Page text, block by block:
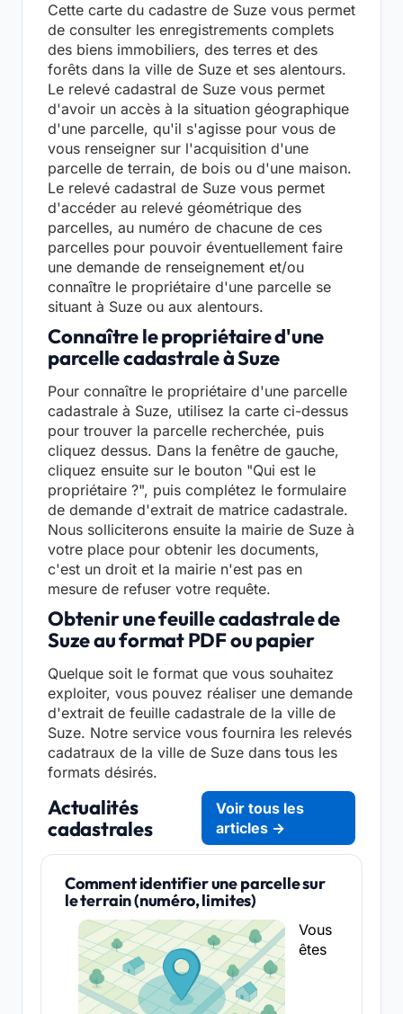
Cette carte du cadastre de Suze vous permet
de consulter les enregistrements complets
des biens immobiliers, des terres et des
forêts dans la ville de Suze et ses alentours.
Le relevé cadastral de Suze vous permet
d'avoir un accès à la situation géographique
d'une parcelle, qu'il s'agisse pour vous de
vous renseigner sur l'acquisition d'une
parcelle de terrain, de bois ou d'une maison.
Le relevé cadastral de Suze vous permet
d'accéder au relevé géométrique des
parcelles, au numéro de chacune de ces
parcelles pour pouvoir éventuellement faire
une demande de renseignement et/ou
connaître le propriétaire d'une parcelle se
situant à Suze ou aux alentours.
Connaître le propriétaire d'une
parcelle cadastrale à Suze
Pour connaître le propriétaire d'une parcelle
cadastrale à Suze, utilisez la carte ci-dessus
pour trouver la parcelle recherchée, puis
cliquez dessus. Dans la fenêtre de gauche,
cliquez ensuite sur le bouton "Qui est le
propriétaire ?", puis complétez le formulaire
de demande d'extrait de matrice cadastrale.
Nous solliciterons ensuite la mairie de Suze à
votre place pour obtenir les documents,
c'est un droit et la mairie n'est pas en
mesure de refuser votre requête.
Obtenir une feuille cadastrale de
Suze au format PDF ou papier
Quelque soit le format que vous souhaitez
exploiter, vous pouvez réaliser une demande
d'extrait de feuille cadastrale de la ville de
Suze. Notre service vous fournira les relevés
cadatraux de la ville de Suze dans tous les
formats désirés.
Actualités
cadastrales
Voir tous les
articles →
Comment identifier une parcelle sur
le terrain (numéro, limites)
Vous
êtes